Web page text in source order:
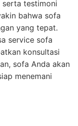
serta testimoni
bahwa sofa
yang tepat.
service sofa
konsultasi
sofa Anda akan
menemani